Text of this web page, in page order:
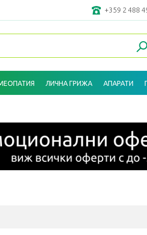
+359 2 488
ЛИЧНА ГРИЖА АПАРАТИ